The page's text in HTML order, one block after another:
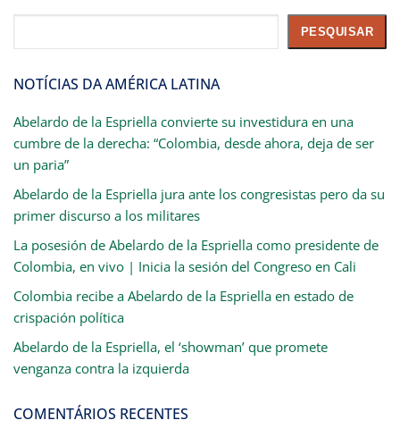
PESQUISAR
NOTÍCIAS DA AMÉRICA LATINA
Abelardo de la Espriella convierte su investidura en una
cumbre de la derecha: “Colombia, desde ahora, deja de ser
un paria”
Abelardo de la Espriella jura ante los congresistas pero da su
primer discurso a los militares
La posesión de Abelardo de la Espriella como presidente de
Colombia, en vivo | Inicia la sesión del Congreso en Cali
Colombia recibe a Abelardo de la Espriella en estado de
crispación política
Abelardo de la Espriella, el ‘showman’ que promete
venganza contra la izquierda
COMENTÁRIOS RECENTES